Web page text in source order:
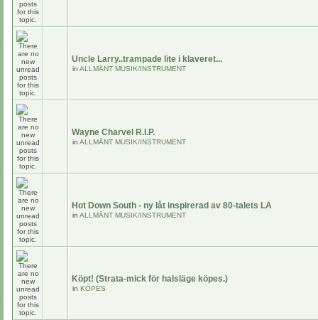
Uncle Larry..trampade lite i klaveret...
in ALLMÄNT MUSIK/INSTRUMENT
Wayne Charvel R.I.P.
in ALLMÄNT MUSIK/INSTRUMENT
Hot Down South - ny låt inspirerad av 80-talets LA
in ALLMÄNT MUSIK/INSTRUMENT
Köpt! (Strata-mick för halsläge köpes.)
in KÖPES